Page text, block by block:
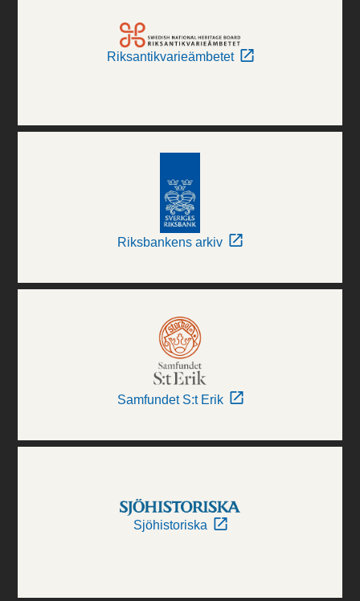
Riksantikvarieämbetet
Riksbankens arkiv
Samfundet S:t Erik
Sjöhistoriska